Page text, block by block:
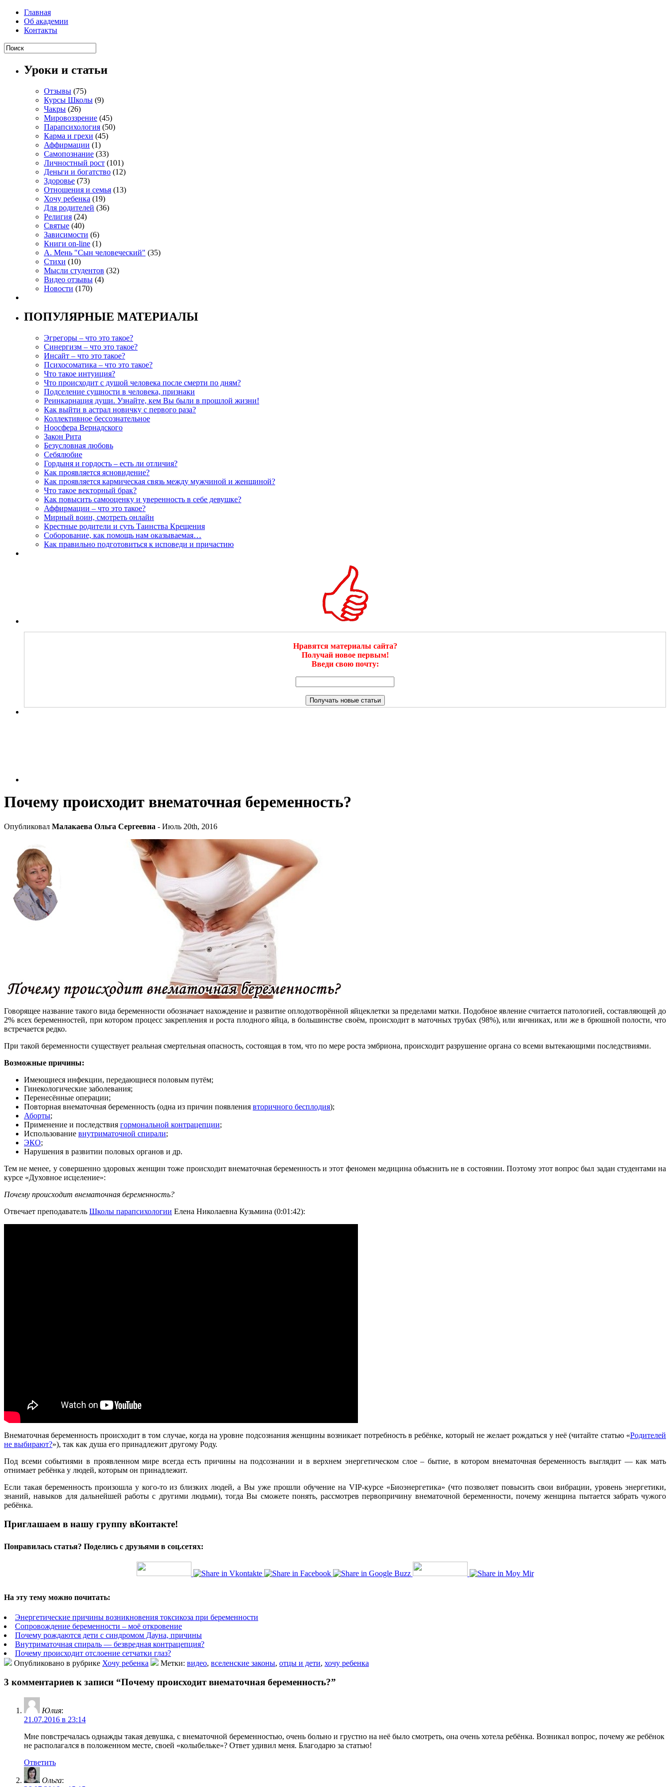
Главная
Об академии
Контакты
Уроки и статьи
Отзывы (75)
Курсы Школы (9)
Чакры (26)
Мировоззрение (45)
Парапсихология (50)
Карма и грехи (45)
Аффирмации (1)
Самопознание (33)
Личностный рост (101)
Деньги и богатство (12)
Здоровье (73)
Отношения и семья (13)
Хочу ребенка (19)
Для родителей (36)
Религия (24)
Святые (40)
Зависимости (6)
Книги on-line (1)
А. Мень "Сын человеческий" (35)
Стихи (10)
Мысли студентов (32)
Видео отзывы (4)
Новости (170)
ПОПУЛЯРНЫЕ МАТЕРИАЛЫ
Эгрегоры – что это такое?
Синергизм – что это такое?
Инсайт – что это такое?
Психосоматика – что это такое?
Что такое интуиция?
Что происходит с душой человека после смерти по дням?
Подселение сущности в человека, признаки
Реинкарнация души. Узнайте, кем Вы были в прошлой жизни!
Как выйти в астрал новичку с первого раза?
Коллективное бессознательное
Ноосфера Вернадского
Закон Рита
Безусловная любовь
Себялюбие
Гордыня и гордость – есть ли отличия?
Как проявляется ясновидение?
Как проявляется кармическая связь между мужчиной и женщиной?
Что такое векторный брак?
Как повысить самооценку и уверенность в себе девушке?
Аффирмации – что это такое?
Мирный воин, смотреть онлайн
Крестные родители и суть Таинства Крещения
Соборование, как помощь нам оказываемая…
Как правильно подготовиться к исповеди и причастию
Нравятся материалы сайта?
Получай новое первым!
Введи свою почту:
Почему происходит внематочная беременность?
Опубликовал Малакаева Ольга Сергеевна - Июль 20th, 2016
Говорящее название такого вида беременности обозначает нахождение и развитие оплодотворённой яйцеклетки за пределами матки. Подобное явление считается патологией, составляющей до
2% всех беременностей, при котором процесс закрепления и роста плодного яйца, в большинстве своём, происходит в маточных трубах (98%), или яичниках, или же в брюшной полости, что
встречается редко.
При такой беременности существует реальная смертельная опасность, состоящая в том, что по мере роста эмбриона, происходит разрушение органа со всеми вытекающими последствиями.
Возможные причины:
Имеющиеся инфекции, передающиеся половым путём;
Гинекологические заболевания;
Перенесённые операции;
Повторная внематочная беременность (одна из причин появления вторичного бесплодия);
Аборты;
Применение и последствия гормональной контрацепции;
Использование внутриматочной спирали;
ЭКО;
Нарушения в развитии половых органов и др.
Тем не менее, у совершенно здоровых женщин тоже происходит внематочная беременность и этот феномен медицина объяснить не в состоянии. Поэтому этот вопрос был задан студентами на
курсе «Духовное исцеление»:
Почему происходит внематочная беременность?
Отвечает преподаватель Школы парапсихологии Елена Николаевна Кузьмина (0:01:42):
Внематочная беременность происходит в том случае, когда на уровне подсознания женщины возникает потребность в ребёнке, который не желает рождаться у неё (читайте статью «Родителей
не выбирают?»), так как душа его принадлежит другому Роду.
Под всеми событиями в проявленном мире всегда есть причины на подсознании и в верхнем энергетическом слое – бытие, в котором внематочная беременность выглядит — как мать
отнимает ребёнка у людей, которым он принадлежит.
Если такая беременность произошла у кого-то из близких людей, а Вы уже прошли обучение на VIP-курсе «Биоэнергетика» (что позволяет повысить свои вибрации, уровень энергетики,
знаний, навыков для дальнейшей работы с другими людьми), тогда Вы сможете понять, рассмотрев первопричину внематочной беременности, почему женщина пытается забрать чужого
ребёнка.
Приглашаем в нашу группу вКонтакте!
Понравилась статья? Поделись с друзьями в соц.сетях:
На эту тему можно почитать:
Энергетические причины возникновения токсикоза при беременности
Сопровождение беременности – моё откровение
Почему рождаются дети с синдромом Дауна, причины
Внутриматочная спираль — безвредная контрацепция?
Почему происходит отслоение сетчатки глаз?
Опубликовано в рубрике Хочу ребенка Метки: видео, вселенские законы, отцы и дети, хочу ребенка
3 комментариев к записи “Почему происходит внематочная беременность?”
Юлия:
21.07.2016 в 23:14
Мне повстречалась однажды такая девушка, с внематочной беременностью, очень больно и грустно на неё было смотреть, она очень хотела ребёнка. Возникал вопрос, почему же ребёнок
не располагался в положенном месте, своей «колыбельке»? Ответ удивил меня. Благодарю за статью!
Ответить
Ольга: